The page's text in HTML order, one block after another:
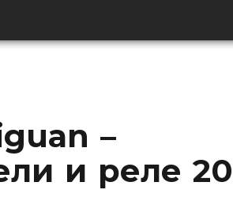
–
и реле